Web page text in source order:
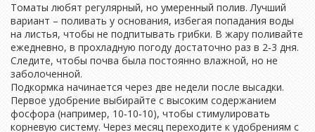
Томаты любят регулярный, но умеренный полив. Лучший
вариант – поливать у основания, избегая попадания воды
на листья, чтобы не подпитывать грибки. В жару поливайте
ежедневно, в прохладную погоду достаточно раз в 2‑3 дня.
Следите, чтобы почва была постоянно влажной, но не
заболоченной.
Подкормка начинается через две недели после высадки.
Первое удобрение выбирайте с высоким содержанием
фосфора (например, 10‑10‑10), чтобы стимулировать
корневую систему. Через месяц переходите к удобрениям с